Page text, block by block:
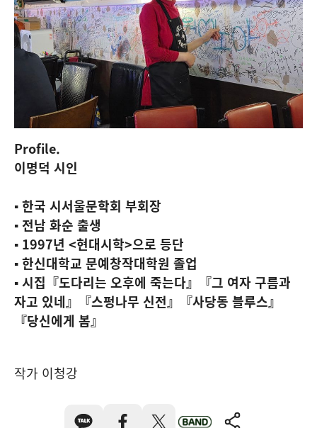
Profile.
이명덕 시인
▪︎ 한국 시서울문학회 부회장
▪︎ 전남 화순 출생
▪︎ 1997년 <현대시학>으로 등단
▪︎ 한신대학교 문예창작대학원 졸업
▪︎ 시집『도다리는 오후에 죽는다』『그 여자 구름과
자고 있네』『스펑나무 신전』『사당동 블루스』
『당신에게 봄』
작가 이청강